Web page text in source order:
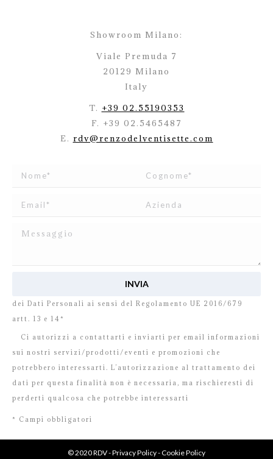
Showroom Milano:
Viale Premuda 7
20129 Milano
Italy
T. +39 02.55190353
F. +39 02.5465487
E. rdv@renzodelventisette.com
dei Dati Personali ai sensi del Regolamento UE 2016/679
artt. 13 e 14*
Ci autorizzi a contattarti e inviarti per email informazioni
sui nostri servizi/prodotti/eventi e promozioni che
potrebbero interessarti. L’autorizzazione al trattamento dei
dati per questa finalità non è necessaria, ma rischieresti di
perderti qualcosa che potrebbe interessarti
* Campi obbligatori
© 2020 RDV -Privacy Policy-Cookie Policy